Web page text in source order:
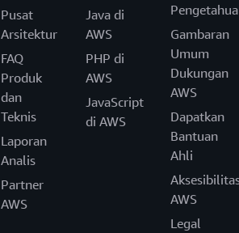
Pusat
Arsitektur
FAQ
Produk
dan
Teknis
Laporan
Analis
Partner
AWS
Java di
AWS
PHP di
AWS
JavaScript
di AWS
Gambaran
Umum
Dukungan
AWS
Dapatkan
Bantuan
Ahli
AWS
Legal